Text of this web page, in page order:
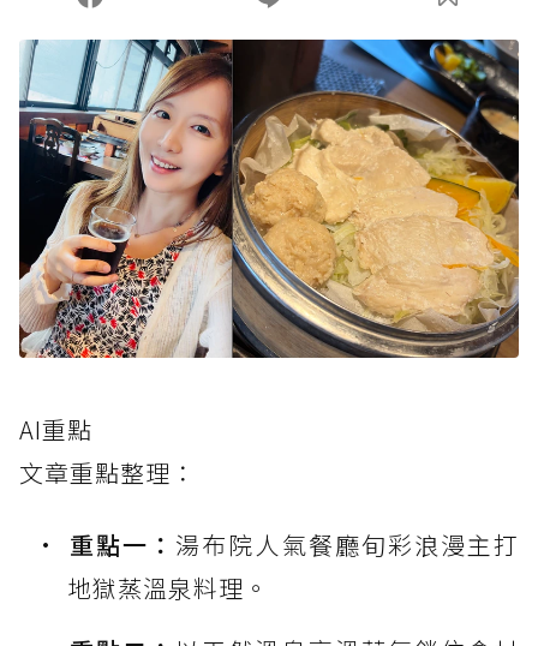
AI重點
文章重點整理：
重點一： 湯布院人氣餐廳旬彩浪漫主打
地獄蒸溫泉料理。